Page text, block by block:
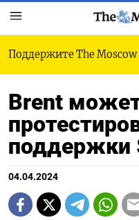
Поддержите The Moscow
Brent
поддержки
04.04.2024